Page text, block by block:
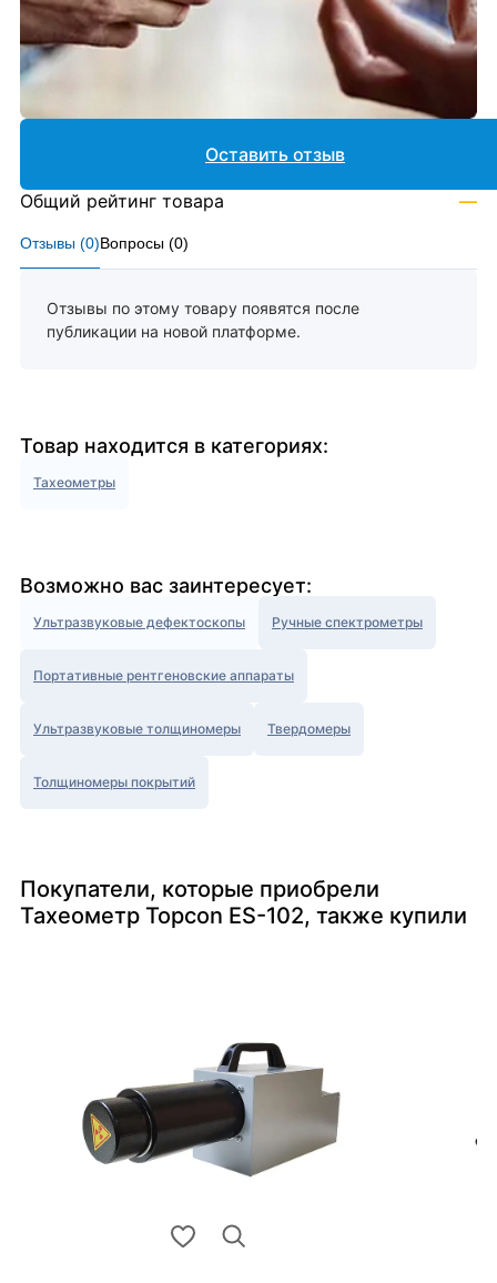
Отзывы (0)Вопросы (0)
Отзывы по этому товару появятся после
публикации на новой платформе.
Оставить отзыв
Общий рейтинг товара —
Товар находится в категориях:
Тахеометры
Возможно вас заинтересует:
Ультразвуковые дефектоскопы Ручные спектрометры
Портативные рентгеновские аппараты
Ультразвуковые толщиномеры Твердомеры
Толщиномеры покрытий
Покупатели, которые приобрели
Тахеометр Topcon ES-102, также купили